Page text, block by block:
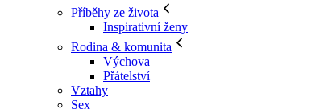
Příběhy ze života
Inspirativní ženy
Rodina & komunita
Výchova
Přátelství
Vztahy
Sex